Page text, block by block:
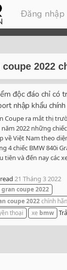
Đăng nhập
coupe 2022
độc đáo chỉ có
nhập khẩu chính
Coupe ra mắt thị
2022 những
về Việt Nam theo
4 chiếc BMW 840i
tiên và đến nay các
21 Tháng 3 2022
gran coupe2022
coupe2022chính
thoại
xe bmw